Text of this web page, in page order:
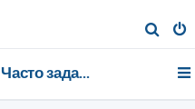
о
Часто задаваемые вопросы